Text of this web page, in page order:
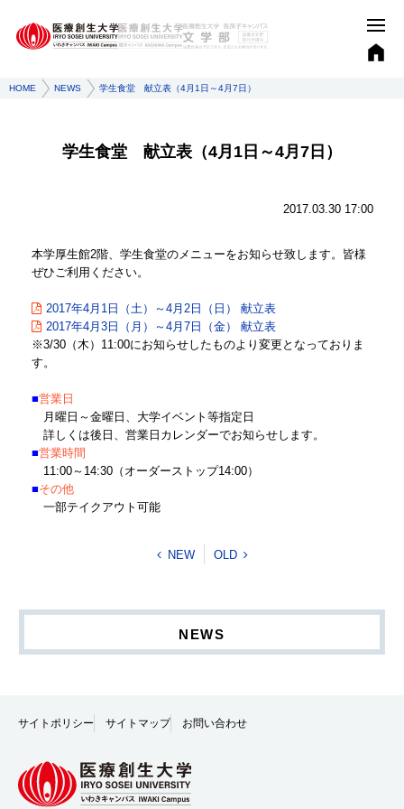
HOME NEWS 学生食堂 献立表（4月1日～4月7日）
学生食堂 献立表（4月1日～4月7日）
2017.03.30 17:00
本学厚生館2階、学生食堂のメニューをお知らせ致します。皆様
ぜひご利用ください。
2017年4月1日（土）～4月2日（日） 献立表
2017年4月3日（月）～4月7日（金） 献立表
※3/30（木）11:00にお知らせしたものより変更となっておりま
す。
■営業日
月曜日～金曜日、大学イベント等指定日
詳しくは後日、営業日カレンダーでお知らせします。
■営業時間
11:00～14:30（オーダーストップ14:00）
■その他
一部テイクアウト可能
NEW OLD
NEWS
サイトポリシー サイトマップ お問い合わせ